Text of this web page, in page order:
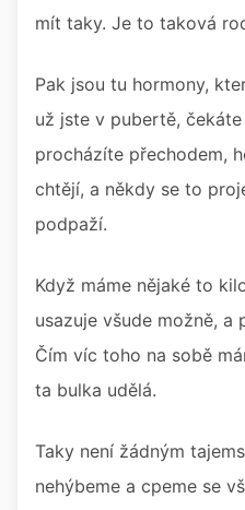
mít taky. Je to taková
Pak jsou tu hormony,
už jste v pubertě,
procházíte přechodem,
chtějí, a někdy se to
podpaží.
Když máme nějaké to
usazuje všude možně, a
Čím víc toho na sobě
ta bulka udělá.
Taky není žádným
nehýbeme a cpeme se